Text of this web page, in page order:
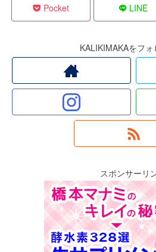
Pocket LINE
KALIKIMAKAをフォ
スポンサーリ